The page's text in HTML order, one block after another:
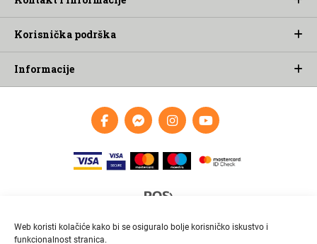
Web koristi kolačiće kako bi se osiguralo bolje korisničko iskustvo i
funkcionalnost stranica.
Korisnička podrška
Informacije